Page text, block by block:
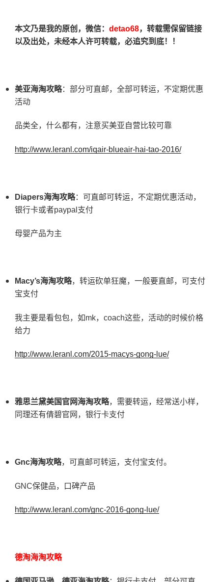
本文乃是我的原创，微信： detao68，转载需保留链接
以及出处，未经本人许可转载，必追究到底！！
美亚海淘攻略：部分可直邮，全部可转运，不定期优惠
活动
品类全，什么都有，注意买美亚自营比较可靠
http://www.leranl.com/iqair-blueair-hai-tao-2016/
Diapers海淘攻略：可直邮可转运，不定期优惠活动，
银行卡或者paypal支付
母婴产品为主
Macy’s海淘攻略，转运砍单狂魔，一般要直邮，可支付
宝支付
我主要是看包包，如mk，coach这些，活动的时候价格
给力
http://www.leranl.com/2015-macys-gong-lue/
雅思兰黛美国官网海淘攻略，需要转运，经常送小样，
同理还有倩碧官网，银行卡支付
Gnc海淘攻略，可直邮可转运，支付宝支付。
GNC保健品，口碑产品
http://www.leranl.com/gnc-2016-gong-lue/
德淘海淘攻略